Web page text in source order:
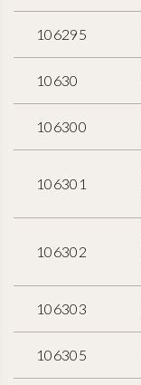
106295
10630
106300
106301
106302
106303
106305